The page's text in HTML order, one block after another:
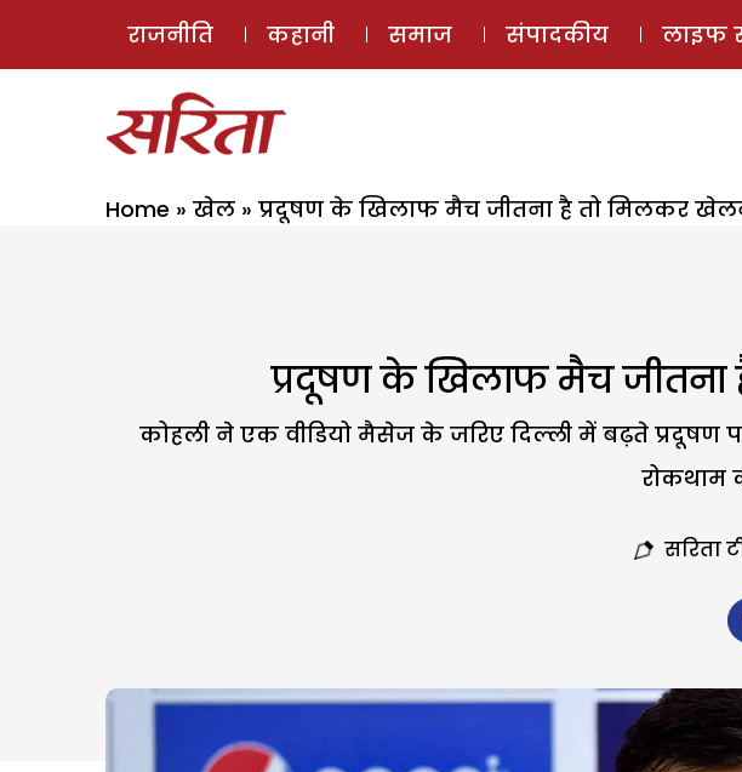
राजनीति कहानी समाज संपादकीय लाइफ
Home » खेल » प्रदूषण के खिलाफ मैच जीतना है तो मिलकर
प्रदूषण के खिलाफ मैच जीतना
कोहली ने एक वीडियो मैसेज के जरिए दिल्ली में बढ़ते
रोकथाम
सरिता